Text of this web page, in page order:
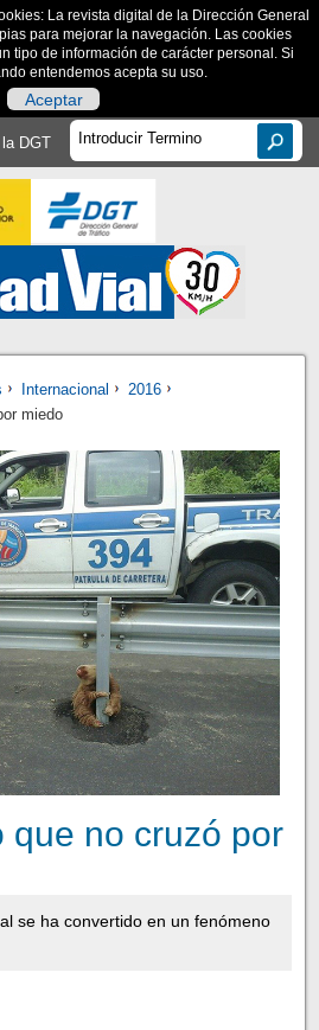
La revista digital de la Dirección General
para mejorar la navegación. Las cookies
tipo de información de carácter personal. Si
entendemos acepta su uso.
Aceptar
la DGT
Internacional
2016
miedo
que no cruzó por
se ha convertido en un fenómeno